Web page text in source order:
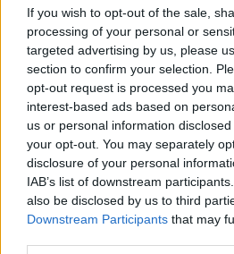
If you wish to opt-out of the sale,
processing of your personal or
targeted advertising by us, please
section to confirm your selection.
opt-out request is processed you
interest-based ads based on
us or personal information
your opt-out. You may separately
disclosure of your personal
IAB’s list of downstream
also be disclosed by us to third
Downstream Participants that may
προχώρησε προς το τέλος
πώληση και του τρίτου
στην Κρήτη του «Knossos
συνολικού τιμήματος 80
στον Όμιλο Καράτζη.
Παράλληλα ο όμιλος
επικεντρώνεται πλέον
εξετάζει, σύμφωνα με τοOT
ενός τουριστικού χωριού